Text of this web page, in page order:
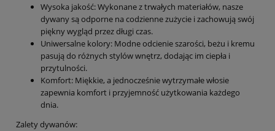
Wysoka jakość: Wykonane z trwałych materiałów, nasze
dywany są odporne na codzienne zużycie i zachowują swój
piękny wygląd przez długi czas.
Uniwersalne kolory: Modne odcienie szarości, beżu i kremu
pasują do różnych stylów wnętrz, dodając im ciepła i
przytulności.
Komfort: Miękkie, a jednocześnie wytrzymałe włosie
zapewnia komfort i przyjemność użytkowania każdego
dnia.
Zalety dywanów: